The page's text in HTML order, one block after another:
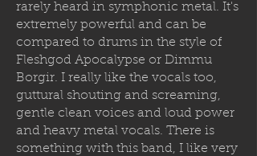
rarely heard in symphonic metal. It's
extremely powerful and can be
compared to drums in the style of
Fleshgod Apocalypse or Dimmu
Borgir. I really like the vocals too,
guttural shouting and screaming,
gentle clean voices and loud power
and heavy metal vocals. There is
something with this band, I like very